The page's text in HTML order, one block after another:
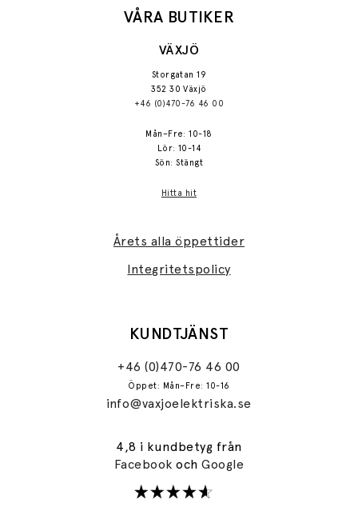
VÅRA BUTIKER
VÄXJÖ
Storgatan 19
352 30 Växjö
+46 (0)470-76 46 00
Mån–Fre: 10-18
Lör: 10-14
Sön: Stängt
Hitta hit
Årets alla öppettider
Integritetspolicy
KUNDTJÄNST
+46 (0)470-76 46 00
Öppet: Mån–Fre: 10-16
info@vaxjoelektriska.se
4,8 i kundbetyg från
FacebookochGoogle